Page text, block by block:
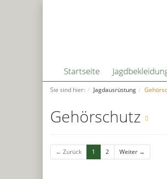
Startseite
Sie sind hier: Jagdausrüstung
Gehörschutz
← Zurück 1 2 Weiter →